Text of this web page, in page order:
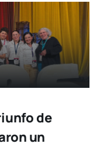
de
un